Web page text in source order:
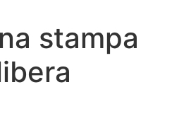
stampa